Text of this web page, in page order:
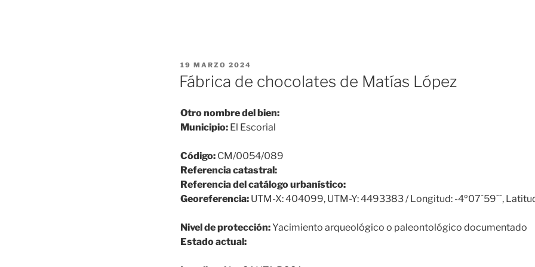
PUBLICADO
EL
19 MARZO 2024
Fábrica de chocolates de Matías López
Otro nombre del bien:
Municipio: El Escorial
Código: CM/0054/089
Referencia catastral:
Referencia del catálogo urbanístico:
Georeferencia: UTM-X: 404099, UTM-Y: 4493383 / Longitud: -4º07´59´´,
Nivel de protección:Yacimiento arqueológico o paleontológico documentado
Estado actual: